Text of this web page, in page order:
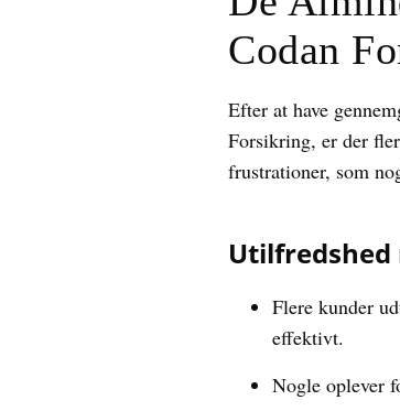
Codan
Efter at have
Forsikring, er der
frustrationer, som
Utilfredshed
Flere kunder
effektivt.
Nogle oplever